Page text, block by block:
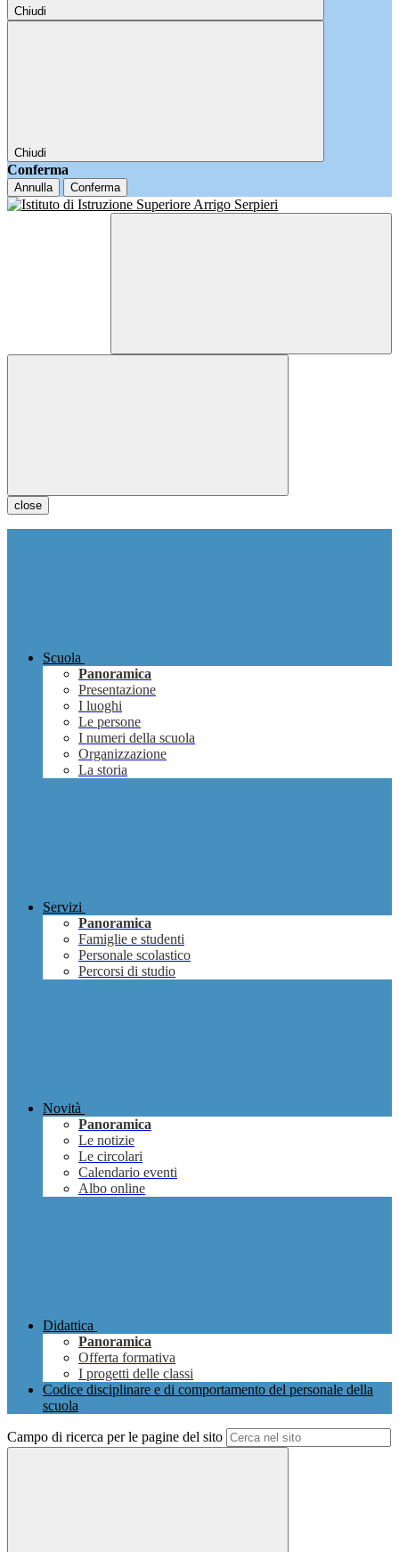
Chiudi
Chiudi
Conferma
Annulla Conferma
close
Scuola
Panoramica
Presentazione
I luoghi
Le persone
I numeri della scuola
Organizzazione
La storia
Servizi
Panoramica
Famiglie e studenti
Personale scolastico
Percorsi di studio
Novità
Panoramica
Le notizie
Le circolari
Calendario eventi
Albo online
Didattica
Panoramica
Offerta formativa
I progetti delle classi
Codice disciplinare e di comportamento del personale della
scuola
Campo di ricerca per le pagine del sito